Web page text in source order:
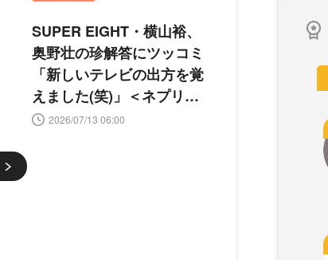
SUPER EIGHT・横山裕、
奥野壮の珍解答にツッコミ
「新しいテレビの出方を覚
えました(笑)」＜ネプリー
グ＞2026/07/13 06:00